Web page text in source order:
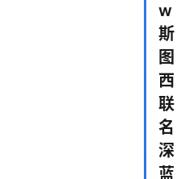
w
斯
图
西
联
名
深
蓝